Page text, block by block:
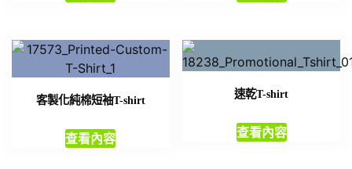
客製化純棉短袖T-shirt
查看內容
速乾T-shirt
查看內容